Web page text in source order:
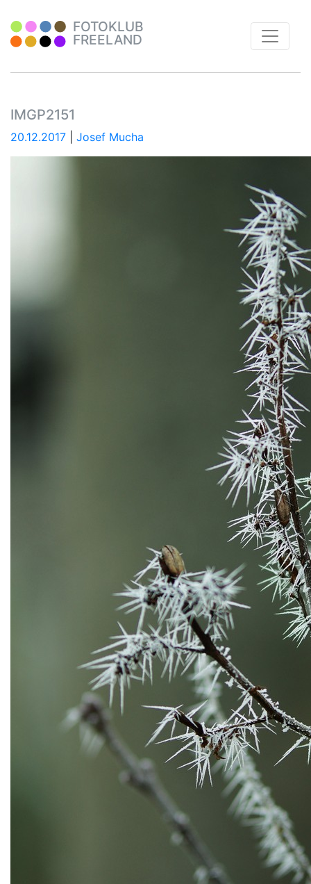
FOTOKLUB
FREELAND
IMGP2151
20.12.2017 Josef Mucha